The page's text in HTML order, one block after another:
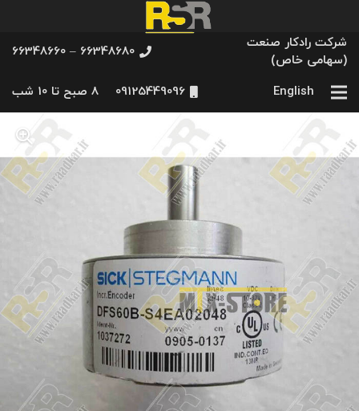
شرکت رادکار صنعت
(سهامی خاص)
66348680 – 66348660
English
09125449096 8 صبح تا 10 شب